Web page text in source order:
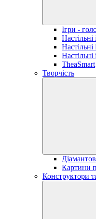
Ігри -
Настільні
Настільні
TheaSmart
Творчість
Картини
Конструктори